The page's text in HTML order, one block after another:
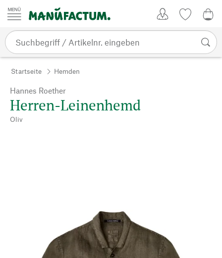
Zum Inhalt springen
Startseite Hemden
Hannes Roether
Herren-Leinenhemd
Oliv